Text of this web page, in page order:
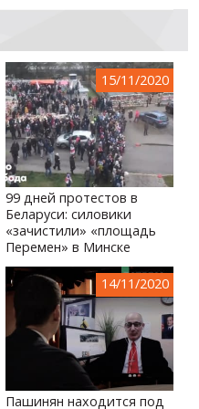
15/11/2020
99 дней протестов в
Беларуси: силовики
«зачистили» «площадь
Перемен» в Минске
14/11/2020
Пашинян находится под